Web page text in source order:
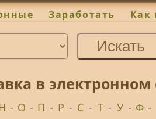
Заработать Как
в
- О - П - Р - С - Т - У - Ф -